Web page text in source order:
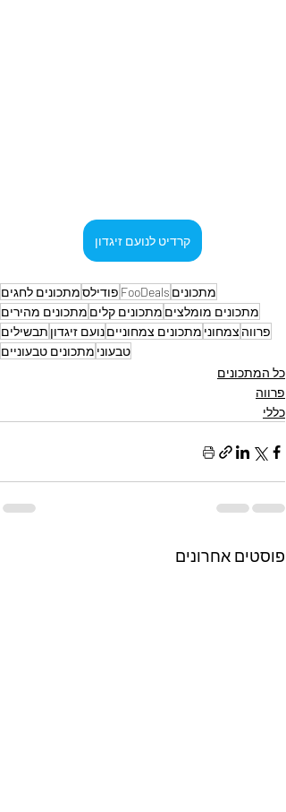
קרדיט לנועם זיגדון
מתכונים FooDeals פודילסמתכונים לחגים
מתכונים מומלצים מתכונים קלים מתכונים מהירים
פרווה צמחוני מתכונים צמחונייםנועם זיגדון תבשילים
טבעוני מתכונים טבעוניים
כל המתכונים
פרווה
כללי
פוסטים אחרונים